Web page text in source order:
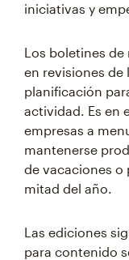
iniciativas y
Los boletines
en revisiones de
planificación
actividad. Es en
empresas a
mantenerse
de vacaciones o
mitad del año.
Las ediciones
para contenido